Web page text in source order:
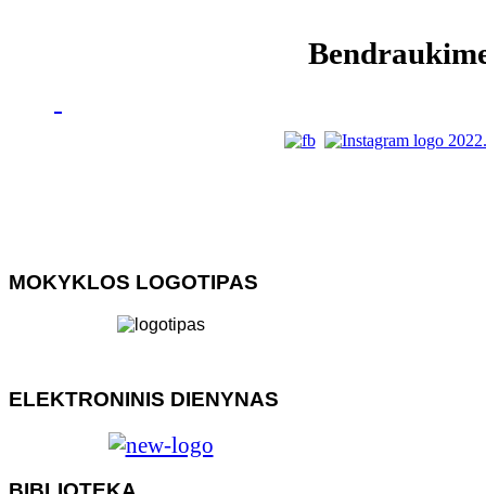
MOKYKLOS LOGOTIPAS
ELEKTRONINIS DIENYNAS